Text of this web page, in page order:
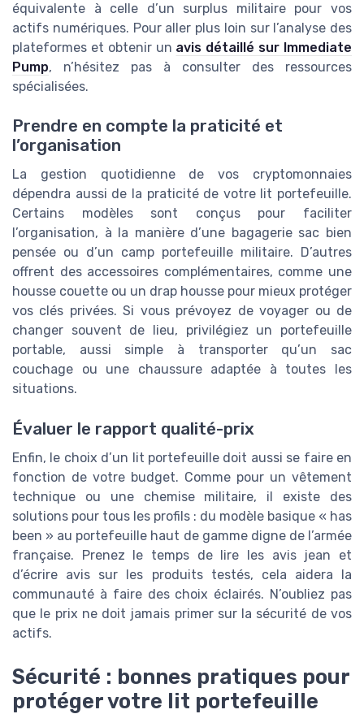
équivalente à celle d’un surplus militaire pour vos
actifs numériques. Pour aller plus loin sur l’analyse des
plateformes et obtenir un avis détaillé sur Immediate
Pump, n’hésitez pas à consulter des ressources
spécialisées.
Prendre en compte la praticité et
l’organisation
La gestion quotidienne de vos cryptomonnaies
dépendra aussi de la praticité de votre lit portefeuille.
Certains modèles sont conçus pour faciliter
l’organisation, à la manière d’une bagagerie sac bien
pensée ou d’un camp portefeuille militaire. D’autres
offrent des accessoires complémentaires, comme une
housse couette ou un drap housse pour mieux protéger
vos clés privées. Si vous prévoyez de voyager ou de
changer souvent de lieu, privilégiez un portefeuille
portable, aussi simple à transporter qu’un sac
couchage ou une chaussure adaptée à toutes les
situations.
Évaluer le rapport qualité-prix
Enfin, le choix d’un lit portefeuille doit aussi se faire en
fonction de votre budget. Comme pour un vêtement
technique ou une chemise militaire, il existe des
solutions pour tous les profils : du modèle basique « has
been » au portefeuille haut de gamme digne de l’armée
française. Prenez le temps de lire les avis jean et
d’écrire avis sur les produits testés, cela aidera la
communauté à faire des choix éclairés. N’oubliez pas
que le prix ne doit jamais primer sur la sécurité de vos
actifs.
Sécurité : bonnes pratiques pour
protéger votre lit portefeuille